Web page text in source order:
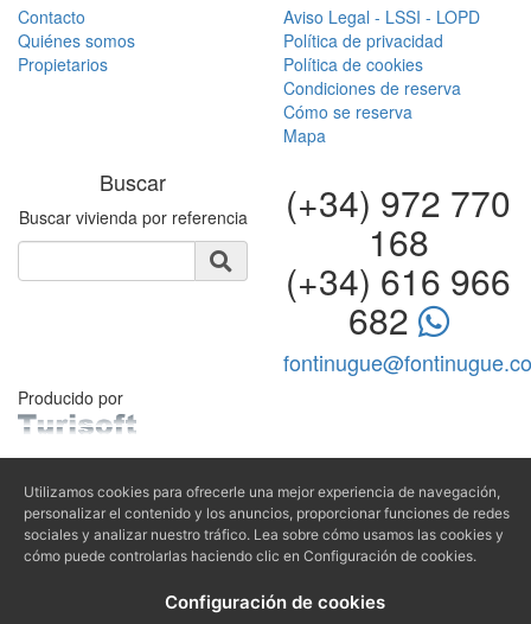
Contacto
Quiénes somos
Propietarios
Aviso Legal - LSSI - LOPD
Política de privacidad
Política de cookies
Condiciones de reserva
Cómo se reserva
Mapa
Buscar
Buscar vivienda por referencia (+34) 972 770
168
(+34) 616 966
682
Producido por
Utilizamos cookies para ofrecerle una mejor experiencia de navegación,
personalizar el contenido y los anuncios, proporcionar funciones de redes
sociales y analizar nuestro tráfico. Lea sobre cómo usamos las cookies y
cómo puede controlarlas haciendo clic en Configuración de cookies.
Configuración de cookies